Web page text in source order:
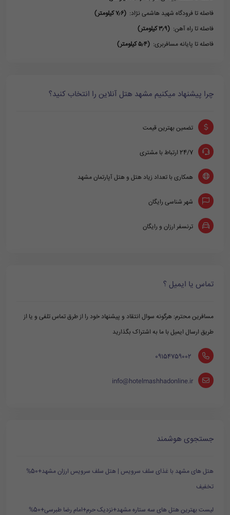
فاصله تا فرودگاه شهید هاشمی نژاد: (۷٫۶ کیلومتر)
فاصله تا راه آهن: (۳٫۹ کیلومتر)
فاصله تا پایانه مسافربری: (۵٫۴ کیلومتر)
چرا پیشنهاد میکنیم مشهد هتل آنلاین را انتخاب کنید؟
تضمین بهترین قیمت
24/7 ارتباط با مشتری
همکاری با تعداد زیاد هتل و هتل آپارتمان مشهد
شهر شناسی رایگان
ترنسفر ارزان و رایگان
تماس یا ایمیل ؟
مسافرین محترم: هرگونه سوال انتقاد و پیشنهاد خود را از طرق تماس تلفی و یا از
طریق ارسال ایمیل با ما به اشتراک بگذارید
‪ 09154759002
info@hotelmashhadonline.ir
جستجوی هوشمند
هتل های مشهد با غذای سلف سرویس | هتل سلف سرویس ارزان مشهد+50%
تخفیف
لیست بهترین هتل های سه ستاره مشهد+نزدیک حرم+امام رضا طبرسی+50%